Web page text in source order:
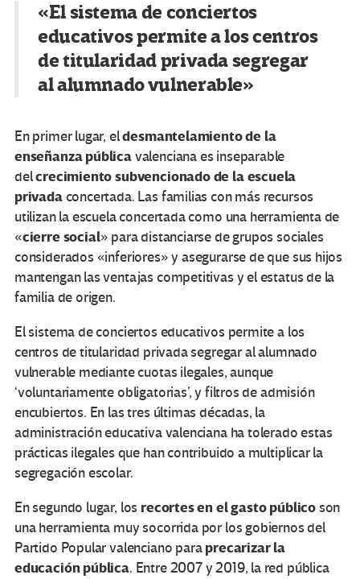
«El sistema de conciertos
educativos permite a los centros
de titularidad privada segregar
al alumnado vulnerable»
En primer lugar, eldesmantelamiento de la
enseñanza públicavalenciana es inseparable
delcrecimiento subvencionado de la escuela
privadaconcertada. Las familias con más recursos
utilizan la escuela concertada como una herramienta de
«cierre social» para distanciarse de grupos sociales
considerados «inferiores» y asegurarse de que sus hijos
mantengan las ventajas competitivas y el estatus de la
familia de origen.
El sistema de conciertos educativos permite a los
centros de titularidad privada segregar al alumnado
vulnerable mediante cuotas ilegales, aunque
‘voluntariamente obligatorias’, y filtros de admisión
encubiertos. En las tres últimas décadas, la
administración educativa valenciana ha tolerado estas
prácticas ilegales que han contribuido a multiplicar la
segregación escolar.
En segundo lugar, los recortes en el gasto público son
una herramienta muy socorrida por los gobiernos del
Partido Popular valenciano paraprecarizar la
educación pública. Entre 2007 y 2019, la red pública